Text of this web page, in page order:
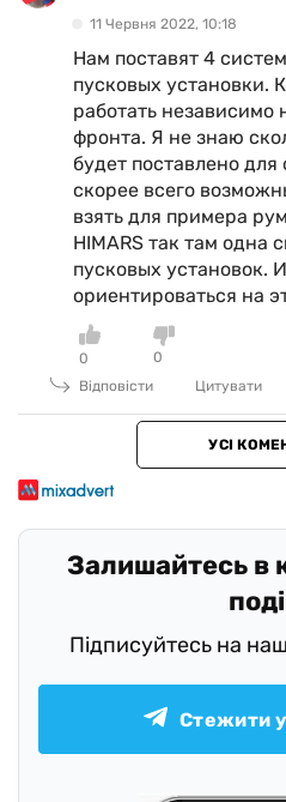
11 Червня 2022, 10:18
Нам поставят 4
пусковых установки.
работать независимо
фронта. Я не знаю
будет поставлено
скорее всего
взять для примера
HIMARS так там одна
пусковых установок.
ориентироваться на
0
0
Відповісти
Цитувати
УСІ
Залишайтесь в
Підписуйтесь на
Стежити у